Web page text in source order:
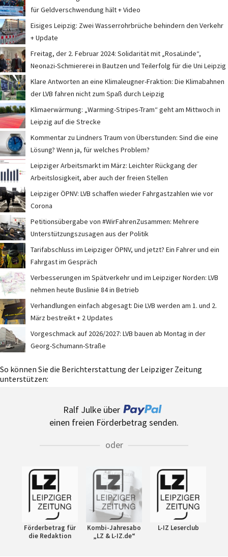
für Geldverschwendung hält + Video
Eisiges Leipzig: Zwei Wasserrohrbrüche behindern den Verkehr
+ Update
Freitag, der 2. Februar 2024: Solidarität mit „RosaLinde“,
Neonazi-Schmiererei in Bautzen und Teilerfolg für die Uni Leipzig
Klare Antworten an eine Klimaleugner-Fraktion: Die Klimabahnen
der LVB fahren nicht zum Spaß durch Leipzig
Klimaerwärmung: „Warming-Stripes-Tram“ geht am Mittwoch in
Leipzig auf die Strecke
Kommentar zu Lindners Traum von Überstunden: Sind die eine
Lösung? Wenn ja, für welches Problem?
Leipziger Arbeitsmarkt im März: Leichter Rückgang der
Arbeitslosigkeit, aber auch der freien Stellen
Leipziger ÖPNV: LVB schaffen wieder Fahrgastzahlen wie vor
Corona
Petitionsübergabe von #WirFahrenZusammen: Mehrere
Unterstützungszusagen aus der Politik
Tarifabschluss im Leipziger ÖPNV, und jetzt? Ein Fahrer und ein
Fahrgast im Gespräch
Verbesserungen im Spätverkehr und im Leipziger Norden: LVB
nehmen heute Buslinie 84 in Betrieb
Verhandlungen einfach abgesagt: Die LVB werden am 1. und 2.
März bestreikt + 2 Updates
Vorgeschmack auf 2026/2027: LVB bauen ab Montag in der
Georg-Schumann-Straße
So können Sie die Berichterstattung der Leipziger Zeitung
unterstützen:
Ralf Julke über
einen freien Förderbetrag senden.
oder
Förderbetrag für
die Redaktion
Kombi-Jahresabo
„LZ & L-IZ.de“
L-IZ Leserclub